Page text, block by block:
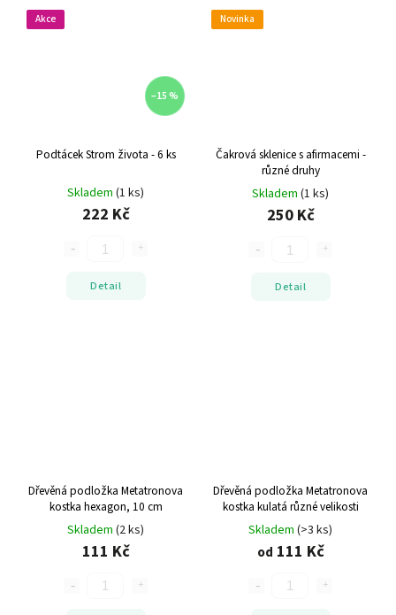
Akce
–15 %
Podtácek Strom života - 6 ks
Skladem (1 ks)
222 Kč
Detail
Novinka
Čakrová sklenice s afirmacemi -
různé druhy
Skladem (1 ks)
250 Kč
Detail
Dřevěná podložka Metatronova
kostka hexagon, 10 cm
Skladem (2 ks)
111 Kč
Dřevěná podložka Metatronova
kostka kulatá různé velikosti
Skladem (>3 ks)
od 111 Kč